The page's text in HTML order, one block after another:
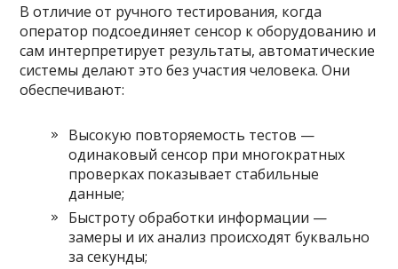
В отличие от ручного тестирования, когда
оператор подсоединяет сенсор к оборудованию и
сам интерпретирует результаты, автоматические
системы делают это без участия человека. Они
обеспечивают:
Высокую повторяемость тестов —
одинаковый сенсор при многократных
проверках показывает стабильные
данные;
Быстроту обработки информации —
замеры и их анализ происходят буквально
за секунды;